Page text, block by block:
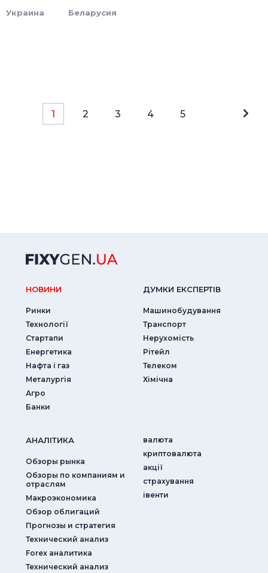
Украина Беларусия
1 2 3 4 5
НОВИНИ
Ринки
Технології
Стартапи
Енергетика
Нафта і газ
Металургія
Агро
Банки
ДУМКИ ЕКСПЕРТIВ
Машинобудування
Транспорт
Нерухомість
Рітейл
Телеком
Хімічна
АНАЛIТИКА
Обзоры рынка
Обзоры по компаниям и
отраслям
Макроэкономика
Обзор облигаций
Прогнозы и стратегия
Технический анализ
Forex аналитика
Технический анализ
валюта
криптовалюта
акції
страхування
iвенти